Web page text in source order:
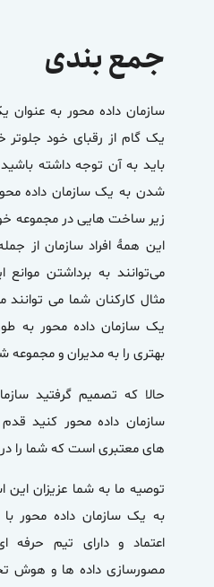
جمع بندی
سازمان داده محور به
یک گام از رقبای خود جلوتر
باید به آن توجه داشته
شدن به یک سازمان داده محور
زیر ساخت هایی در مجموعه
این همهٔ افراد سازمان از
می‌توانند به برداشتن
مثال کارکنان شما می توانند
یک سازمان داده محور به
بهتری را به مدیران و مجموعه
حالا که تصمیم گرفتید
سازمان داده محور کنید
های معتبری است که شما را
توصیه ما به شما عزیزان
به یک سازمان داده محور
اعتماد و دارای تیم
مصورسازی داده ها و هوش